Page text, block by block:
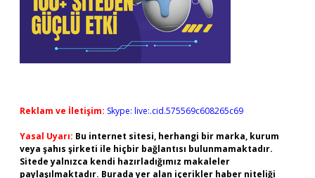
Reklam ve İletişim: Skype: live:.cid.575569c608265c69
Yasal Uyarı: Bu internet sitesi, herhangi bir marka, kurum
veya şahıs şirketi ile hiçbir bağlantısı bulunmamaktadır.
Sitede yalnızca kendi hazırladığımız makaleler
paylaşılmaktadır. Burada yer alan içerikler haber niteliği